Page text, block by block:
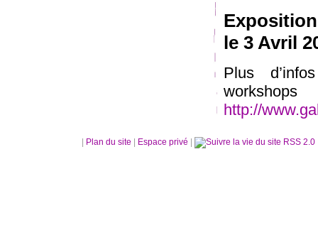
le 3 Avril
Plus
http://
Plan du site Espace privé RSS 2.0